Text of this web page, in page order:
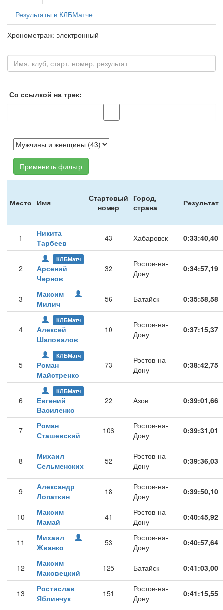
Результаты в КЛБМатче
Хронометраж: электронный
Со ссылкой на трек:
Применить фильтр
Место Имя
Стартовый
номер
Город,
страна
Результат
1
Никита
Тарбеев
43 Хабаровск 0:33:40,40
2
КЛБМатч
Арсений
Чернов
32
Ростов-на-
Дону
0:34:57,19
3
Максим
Милич
56 Батайск 0:35:58,58
4
КЛБМатч
Алексей
Шаповалов
10
Ростов-на-
Дону
0:37:15,37
5
КЛБМатч
Роман
Майстренко
73
Ростов-на-
Дону
0:38:42,75
6
КЛБМатч
Евгений
Василенко
22 Азов 0:39:01,66
7
Роман
Сташевский
106
Ростов-на-
Дону
0:39:31,01
8
Михаил
Сельменских
52
Ростов-на-
Дону
0:39:36,03
9
Александр
Лопаткин
18
Ростов-на-
Дону
0:39:50,10
10
Максим
Мамай
41
Ростов-на-
Дону
0:40:45,92
11
Михаил
Жванко
53
Ростов-на-
Дону
0:40:57,64
12
Максим
Маковецкий
125 Батайск 0:41:03,00
13
Ростислав
Яблинчук
151
Ростов-на-
Дону
0:41:15,55